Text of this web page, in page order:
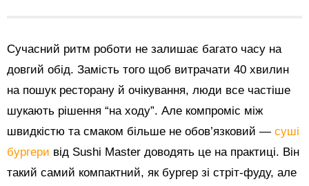
Сучасний ритм роботи не залишає багато часу на
довгий обід. Замість того щоб витрачати 40 хвилин
на пошук ресторану й очікування, люди все частіше
шукають рішення “на ходу”. Але компроміс між
швидкістю та смаком більше не обов’язковий — суші
бургери від Sushi Master доводять це на практиці. Він
такий самий компактний, як бургер зі стріт-фуду, але